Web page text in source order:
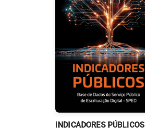
INDICADORES PÚBLICOS